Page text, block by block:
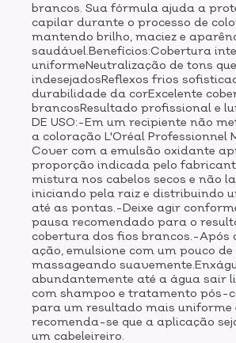
brancos. Sua fórmula ajuda a
capilar durante o processo de
mantendo brilho, maciez e
saudável.Benefícios:Cobertura
uniformeNeutralização de tons
indesejadosReflexos frios
durabilidade da corExcelente
brancosResultado profissional e
DE USO:-Em um recipiente não
a coloração L'Oréal Professionnel
Cover com a emulsão oxidante
proporção indicada pelo
mistura nos cabelos secos e não
iniciando pela raiz e distribuindo
até as pontas.-Deixe agir
pausa recomendado para o
cobertura dos fios brancos.-Após
ação, emulsione com um pouco
massageando
abundantemente até a água sair
com shampoo e tratamento pós-
para um resultado mais uniforme
recomenda-se que a aplicação
um cabeleireiro.